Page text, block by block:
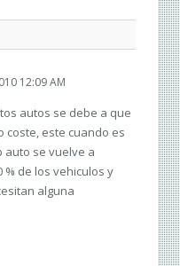
12:09 AM
autos se debe a que
coste, este cuando es
auto se vuelve a
de los vehiculos y
alguna